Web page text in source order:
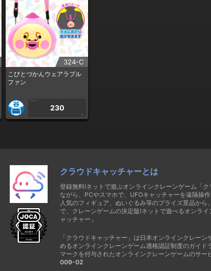
324-C
こびとづかんウェアラブル
ファン
1PLAY
230
CP
クラウドキャッチャーとは
登録無料!ネットで遊ぶオンラインクレーンゲーム「
ながら、PCやスマホで、UFOキャッチャーを遠隔操
人気のフィギュア、ぬいぐるみ等のプライズ景品から
で、クレーンゲームの決定版!ネットで遊べるオンラ
ャッチャー」
「クラウドキャッチャー」は日本オンラインクレー
めるオンラインクレーンゲーム適格認証制度のガイド
マークを付与されたオンラインクレーンゲームのサー
009-02